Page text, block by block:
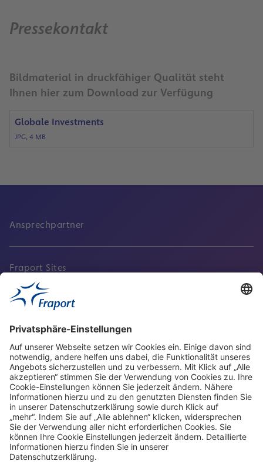
Pressekontakt
Bildmaterial in druckfähiger Qualität steht
Ihnen hier zum Download zur Verfügung
Globale Investments
JPG, 4 MB
Ansprechpartner
Fraport Sites
Aktuell
Service
Frankfurt Airport
properties.socialType
properties.socialType
properties.socialType
properties.socialType
Frankfurt CargoHub